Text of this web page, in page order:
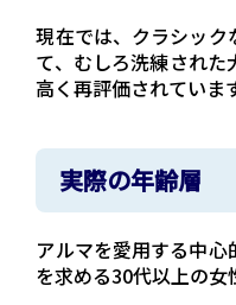
現在では、クラシック
て、むしろ洗練され
高く再評価されていま
実際の年齢層
アルマを愛用する中
を求める30代以上の女